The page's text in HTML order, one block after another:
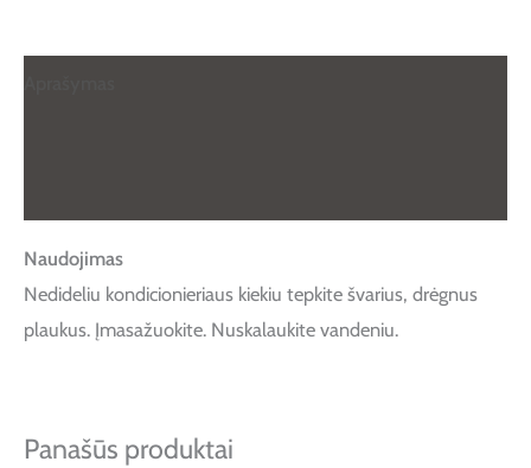
Naudojimas
Nedideliu kondicionieriaus kiekiu tepkite švarius, drėgnus
plaukus. Įmasažuokite. Nuskalaukite vandeniu.
Panašūs produktai